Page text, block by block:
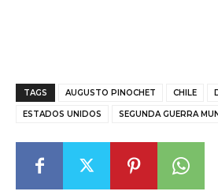
TAGS AUGUSTO PINOCHET CHILE
ESTADOS UNIDOS SEGUNDA GUERRA